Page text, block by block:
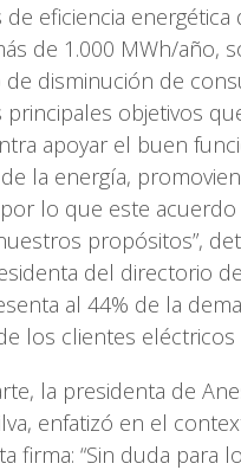
de eficiencia
de 1.000 MWh/año,
disminución de
principales objetivos
apoyar el buen
la energía,
lo que este acuerdo
propósitos”,
del directorio
al 44% de la
los clientes
la presidenta de
enfatizó en el
firma: “Sin duda para